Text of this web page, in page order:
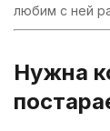
любим с ней
Нужна